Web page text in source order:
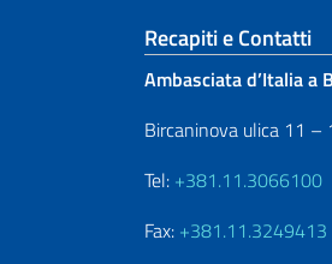
Sezione
Recapiti e Contatti
Ambasciata d’Italia a
Bircaninova ulica 11 –
Tel: +381.11.3066100
Fax: +381.11.3249413